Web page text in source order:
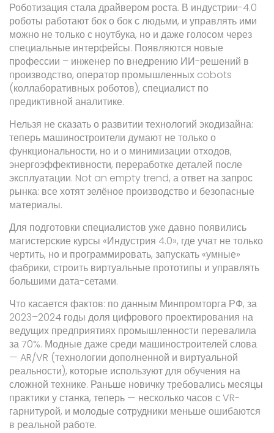
Роботизация стала драйвером роста. В индустрии-4.0
роботы работают бок о бок с людьми, и управлять ими
можно не только с ноутбука, но и даже голосом через
специальные интерфейсы. Появляются новые
профессии – инженер по внедрению ИИ-решений в
производство, оператор промышленных cobots
(коллаборативных роботов), специалист по
предиктивной аналитике.
Нельзя не сказать о развитии технологий экодизайна:
теперь машиностроители думают не только о
функциональности, но и о минимизации отходов,
энергоэффективности, переработке деталей после
эксплуатации. Not an empty trend, а ответ на запрос
рынка: все хотят зелёное производство и безопасные
материалы.
Для подготовки специалистов уже давно появились
магистерские курсы «Индустрия 4.0», где учат не только
чертить, но и программировать, запускать «умные»
фабрики, строить виртуальные прототипы и управлять
большими дата-сетами.
Что касается фактов: по данным Минпромторга РФ, за
2023–2024 годы доля цифрового проектирования на
ведущих предприятиях промышленности перевалила
за 70%. Модные даже среди машиностроителей слова
— AR/VR (технологии дополненной и виртуальной
реальности), которые используют для обучения на
сложной технике. Раньше новичку требовались месяцы
практики у станка, теперь — несколько часов с VR-
гарнитурой, и молодые сотрудники меньше ошибаются
в реальной работе.